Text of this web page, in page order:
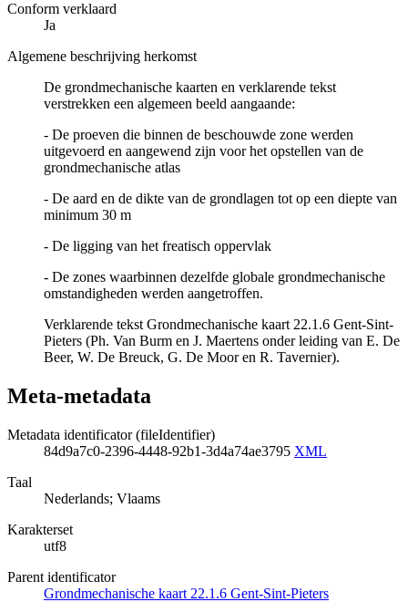
Conform verklaard
Ja
Algemene beschrijving herkomst
De grondmechanische kaarten en verklarende tekst
verstrekken een algemeen beeld aangaande:
- De proeven die binnen de beschouwde zone werden
uitgevoerd en aangewend zijn voor het opstellen van de
grondmechanische atlas
- De aard en de dikte van de grondlagen tot op een diepte van
minimum 30 m
- De ligging van het freatisch oppervlak
- De zones waarbinnen dezelfde globale grondmechanische
omstandigheden werden aangetroffen.
Verklarende tekst Grondmechanische kaart 22.1.6 Gent-Sint-
Pieters (Ph. Van Burm en J. Maertens onder leiding van E. De
Beer, W. De Breuck, G. De Moor en R. Tavernier).
Meta-metadata
Metadata identificator (fileIdentifier)
84d9a7c0-2396-4448-92b1-3d4a74ae3795 XML
Taal
Nederlands; Vlaams
Karakterset
utf8
Parent identificator
Grondmechanische kaart 22.1.6 Gent-Sint-Pieters